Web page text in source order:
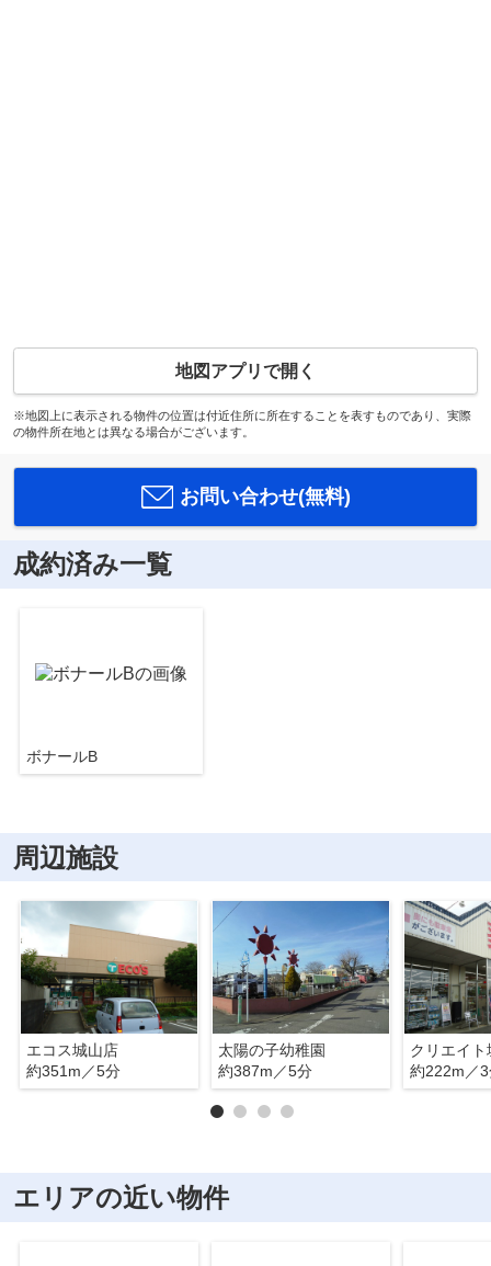
地図アプリで開く
※地図上に表示される物件の位置は付近住所に所在することを表すものであり、実際
の物件所在地とは異なる場合がございます。
お問い合わせ(無料)
成約済み一覧
ボナールB
周辺施設
エコス城山店
約351m／5分
太陽の子幼稚園
約387m／5分
クリエイト
約222m／
エリアの近い物件